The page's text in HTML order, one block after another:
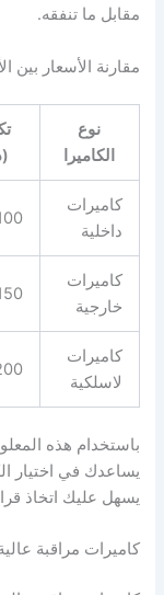
مقابل ما تنفقه.
مقارنة الأسعار بين
نوع
الكاميرا
كاميرات
داخلية
كاميرات
خارجية
كاميرات
لاسلكية
باستخدام هذه
يساعدك في اختيار
يسهل عليك اتخاذ
كاميرات مراقبة